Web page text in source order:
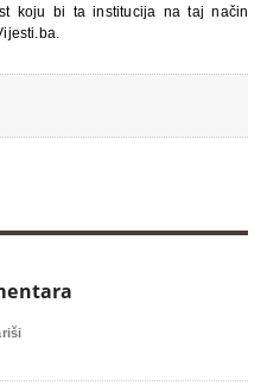
koju bi ta institucija na taj način